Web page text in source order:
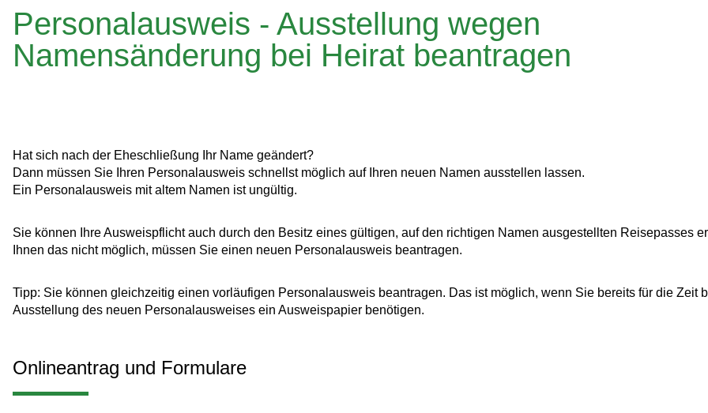
Personalausweis - Ausstellung wegen
Namensänderung bei Heirat beantragen
Hat sich nach der Eheschließung Ihr Name geändert?
Dann müssen Sie Ihren Personalausweis schnellst möglich auf Ihren neuen Namen ausstellen lassen.
Ein Personalausweis mit altem Namen ist ungültig.
Sie können Ihre Ausweispflicht auch durch den Besitz eines gültigen, auf den richtigen Namen ausgestellten Reisepasses
Ihnen das nicht möglich, müssen Sie einen neuen Personalausweis beantragen.
Tipp: Sie können gleichzeitig einen vorläufigen Personalausweis beantragen. Das ist möglich, wenn Sie bereits für die Zeit
Ausstellung des neuen Personalausweises ein Ausweispapier benötigen.
Onlineantrag und Formulare